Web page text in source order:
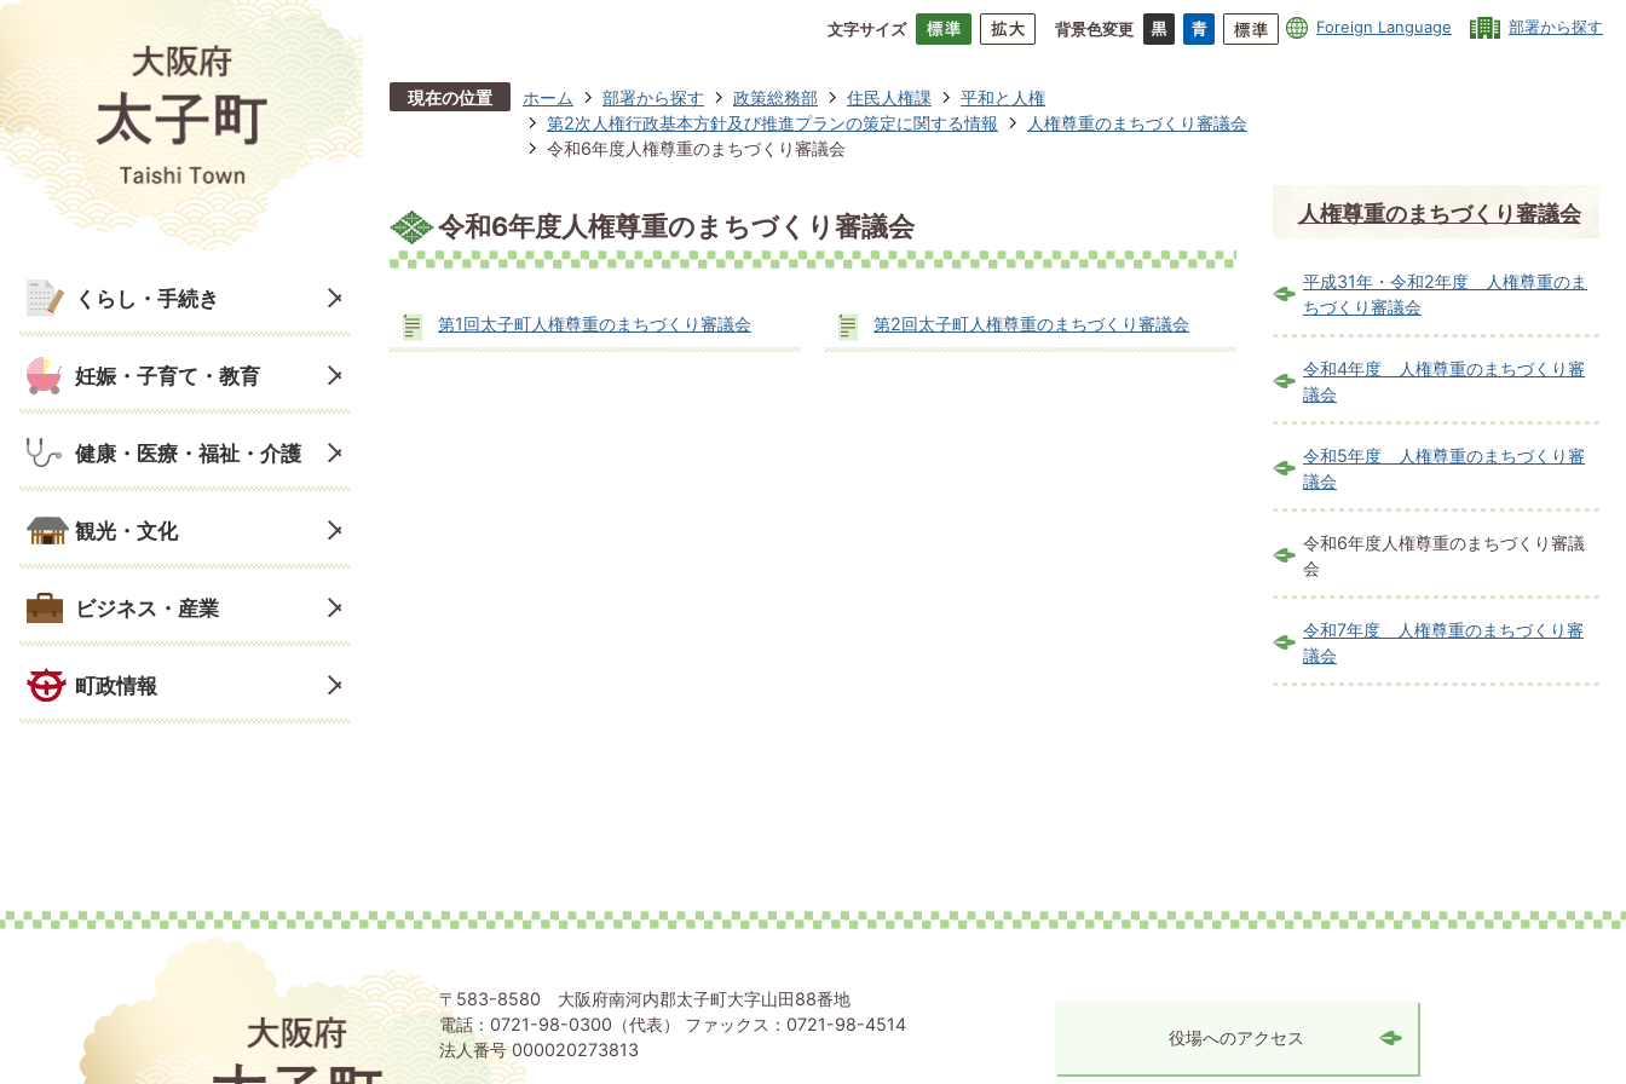
文字サイズ 背景色変更 Foreign Language 部署から探す
くらし・手続き
妊娠・子育て・教育
健康・医療・福祉・介護
観光・文化
ビジネス・産業
町政情報
現在の位置 ホーム 部署から探す 政策総務部 住民人権課
平和と人権
第2次人権行政基本方針及び推進プランの策定に関する情報
人権尊重のまちづくり審議会
令和6年度人権尊重のまちづくり審議会
令和6年度人権尊重のまちづくり審議会
第1回太子町人権尊重のまちづくり審議会 第2回太子町人権尊重のまちづくり審議会
人権尊重のまちづくり審議会
平成31年・令和2年度 人権尊重のま
ちづくり審議会
令和4年度 人権尊重のまちづくり審
議会
令和5年度 人権尊重のまちづくり審
議会
令和6年度人権尊重のまちづくり審議
会
令和7年度 人権尊重のまちづくり審
議会
〒583-8580 大阪府南河内郡太子町大字山田88番地
電話：0721-98-0300（代表） ファックス：0721-98-4514
法人番号 000020273813
役場へのアクセス